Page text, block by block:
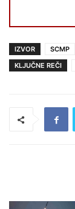
IZVOR
SCMP
KLJUČNE REČI